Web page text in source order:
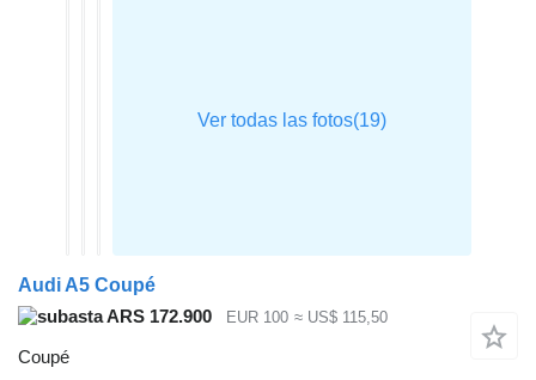
Audi A5 Coupé
ARS 172.900
EUR 100 ≈ US$ 115,50
Coupé